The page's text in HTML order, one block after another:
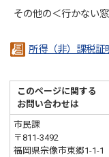
その他の＜行かない
所得（非）課税証
このページに関する
お問い合わせは
市民課
〒811-3492
福岡県宗像市東郷1-1-1